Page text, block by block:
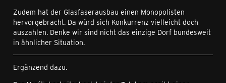
Zudem hat der Glasfaserausbau einen Monopolisten
hervorgebracht. Da würd sich Konkurrenz vielleicht doch
auszahlen. Denke wir sind nicht das einzige Dorf bundesweit
in ähnlicher Situation.
Ergänzend dazu.